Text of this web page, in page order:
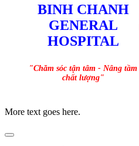
BINH CHANH
GENERAL
HOSPITAL
"Chăm sóc tận tâm - Nâng tầm
chất lượng"
More text goes here.